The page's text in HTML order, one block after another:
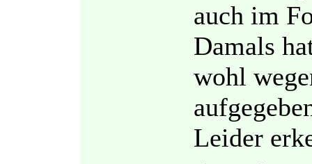
auch im
Damals
wohl
Leider